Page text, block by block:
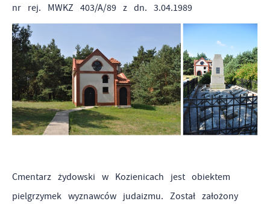
nr rej. MWKZ 403/A/89 z dn. 3.04.1989
Cmentarz żydowski w Kozienicach jest obiektem
pielgrzymek wyznawców judaizmu. Został założony